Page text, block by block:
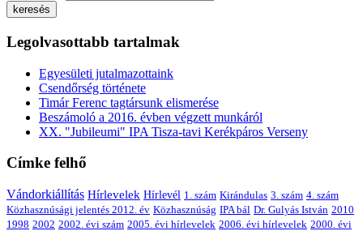
Legolvasottabb tartalmak
Egyesületi jutalmazottaink
Csendőrség története
Timár Ferenc tagtársunk elismerése
Beszámoló a 2016. évben végzett munkáról
XX. "Jubileumi" IPA Tisza-tavi Kerékpáros Verseny
Címke felhő
Vándorkiállítás Hírlevelek Hírlevél 1. szám Kirándulas 3. szám 4. szám
Közhasznúsági jelentés 2012. év Közhasznúság IPA bál Dr. Gulyás István 2010
1998 2002 2002. évi szám 2005. évi hírlevelek 2006. évi hírlevelek 2000. évi